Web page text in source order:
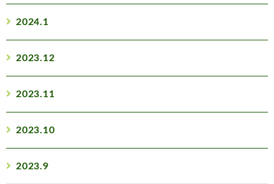
2024.1
2023.12
2023.11
2023.10
2023.9